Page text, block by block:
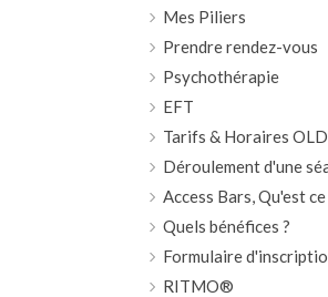
Mes Piliers
Prendre rendez-vous
Psychothérapie
EFT
Tarifs & Horaires OLD
Déroulement d'une
Access Bars, Qu'est
Quels bénéfices ?
Formulaire
RITMO®